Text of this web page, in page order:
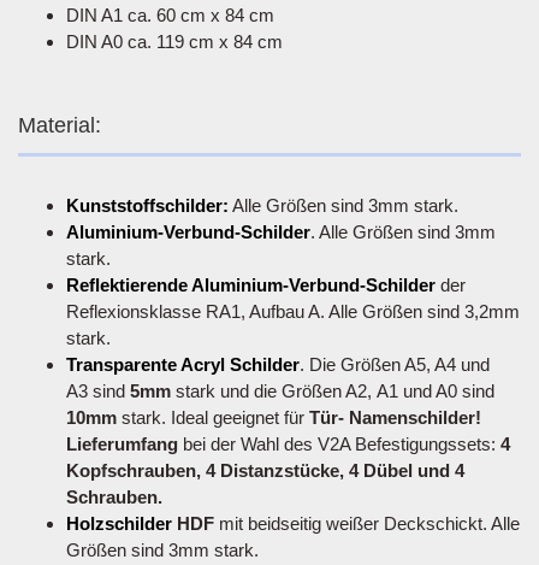
DIN A1 ca. 60 cm x 84 cm
DIN A0 ca. 119 cm x 84 cm
Material:
Kunststoffschilder: Alle Größen sind 3mm stark.
Aluminium-Verbund-Schilder. Alle Größen sind 3mm
stark.
Reflektierende Aluminium-Verbund-Schilder der
Reflexionsklasse RA1, Aufbau A. Alle Größen sind 3,2mm
stark.
Transparente Acryl Schilder. Die Größen A5, A4 und
A3 sind 5mm stark und die Größen A2, A1 und A0 sind
10mm stark. Ideal geeignet für Tür- Namenschilder!
Lieferumfang bei der Wahl des V2A Befestigungssets: 4
Kopfschrauben, 4 Distanzstücke, 4 Dübel und 4
Schrauben.
Holzschilder HDF mit beidseitig weißer Deckschickt. Alle
Größen sind 3mm stark.